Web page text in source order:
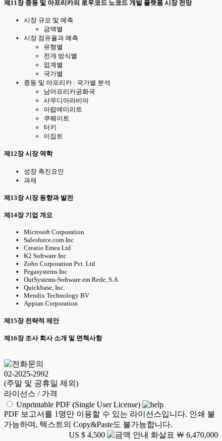
제11장 중동 및 아프리카의 로우코드 노코드 개발 플랫폼 시장 전망
시장 규모 및 예측
금액별
시장 점유율과 예측
유형별
전개 방식별
업계별
국가별
중동 및 아프리카 : 국가별 분석
남아프리카공화국
사우디아라비아
아랍에미리트
쿠웨이트
터키
이집트
제12장 시장 역학
성장 촉진요인
과제
제13장 시장 동향과 발전
제14장 기업 개요
Microsoft Corporation
Salesforce.com Inc
Creatio Emea Ltd
K2 Software Inc
Zoho Corporation Pvt. Ltd
Pegasystems Inc
OutSystems-Software em Rede, S.A
Quickbase, Inc.
Mendix Technology BV
Appian Corporation
제15장 전략적 제안
제16장 조사 회사 소개 및 면책사항
02-2025-2992
(주말 및 공휴일 제외)
라이선스 / 가격
Unprintable PDF (Single User License)
PDF 보고서를 1명만 이용할 수 있는 라이선스입니다. 인쇄 불
가능하며, 텍스트의 Copy&Paste도 불가능합니다.
US $ 4,500
￦ 6,470,000